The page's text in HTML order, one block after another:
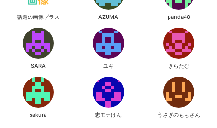
話題の画像プラス AZUMA panda40
SARA ユキ きらたむ
sakura 志モナけん うさぎのももさん